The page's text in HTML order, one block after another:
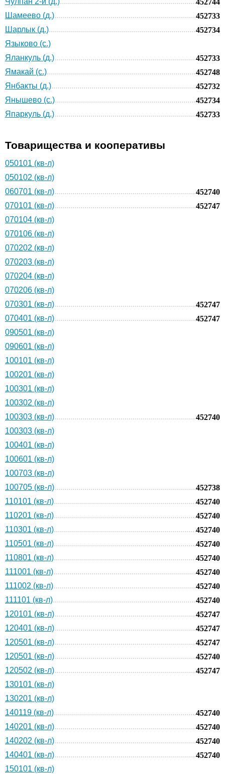
452744
Шамеево (д.)
452733
Шарлык (д.)
452734
Языково (с.)
Яланкуль (д.)
452733
Ямакай (с.)
452748
Янбакты (д.)
452732
Янышево (с.)
452734
Япаркуль (д.)
452733
Товарищества и кооперативы
050101 (кв-л)
050102 (кв-л)
060701 (кв-л)
452740
070101 (кв-л)
452747
070104 (кв-л)
070106 (кв-л)
070202 (кв-л)
070203 (кв-л)
070204 (кв-л)
070206 (кв-л)
070301 (кв-л)
452747
070401 (кв-л)
452747
090501 (кв-л)
090601 (кв-л)
100101 (кв-л)
100201 (кв-л)
100301 (кв-л)
100302 (кв-л)
100303 (кв-л)
452740
100303 (кв-л)
100401 (кв-л)
100601 (кв-л)
100703 (кв-л)
100705 (кв-л)
452738
110101 (кв-л)
452740
110201 (кв-л)
452740
110301 (кв-л)
452740
110501 (кв-л)
452740
110801 (кв-л)
452740
111001 (кв-л)
452740
111002 (кв-л)
452740
111101 (кв-л)
452740
120101 (кв-л)
452747
120401 (кв-л)
452747
120501 (кв-л)
452747
120501 (кв-л)
452740
120502 (кв-л)
452747
130101 (кв-л)
130201 (кв-л)
140119 (кв-л)
452740
140201 (кв-л)
452740
140202 (кв-л)
452740
140401 (кв-л)
452740
150101 (кв-л)